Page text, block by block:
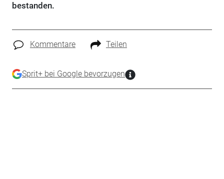
bestanden.
Kommentare Teilen
Sprit+ bei Google bevorzugen